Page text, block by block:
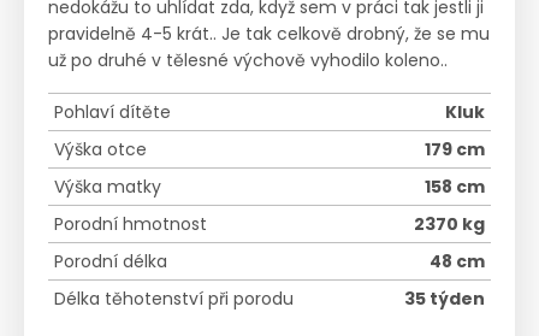
nedokážu to uhlídat zda, když sem v práci tak jestli ji
pravidelně 4-5 krát.. Je tak celkově drobný, že se mu
už po druhé v tělesné výchově vyhodilo koleno..
Pohlaví dítěte
Kluk
Výška otce
179 cm
Výška matky
158 cm
Porodní hmotnost
2370 kg
Porodní délka
48 cm
Délka těhotenství při porodu
35 týden